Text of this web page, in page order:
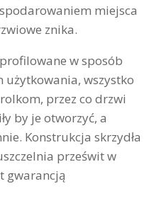
miejsca
znika.
w sposób
użytkowania, wszystko
przez co drzwi
by je otworzyć, a
Konstrukcja skrzydła
prześwit w
gwarancją